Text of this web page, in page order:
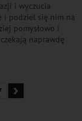
i wyczucia
i podziel się nim na
pomysłowo i
naprawdę
›